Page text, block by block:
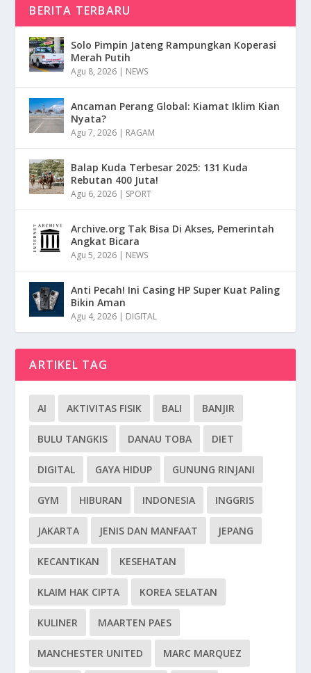
BERITA TERBARU
Solo Pimpin Jateng Rampungkan Koperasi
Merah Putih
Agu 8, 2026 | NEWS
Ancaman Perang Global: Kiamat Iklim Kian
Nyata?
Agu 7, 2026 | RAGAM
Balap Kuda Terbesar 2025: 131 Kuda
Rebutan 400 Juta!
Agu 6, 2026 | SPORT
Archive.org Tak Bisa Di Akses, Pemerintah
Angkat Bicara
Agu 5, 2026 | NEWS
Anti Pecah! Ini Casing HP Super Kuat Paling
Bikin Aman
Agu 4, 2026 | DIGITAL
ARTIKEL TAG
AI AKTIVITAS FISIK BALI BANJIR
BULU TANGKIS DANAU TOBA DIET
DIGITAL GAYA HIDUP GUNUNG RINJANI
GYM HIBURAN INDONESIA INGGRIS
JAKARTA JENIS DAN MANFAAT JEPANG
KECANTIKAN KESEHATAN
KLAIM HAK CIPTA KOREA SELATAN
KULINER MAARTEN PAES
MANCHESTER UNITED MARC MARQUEZ